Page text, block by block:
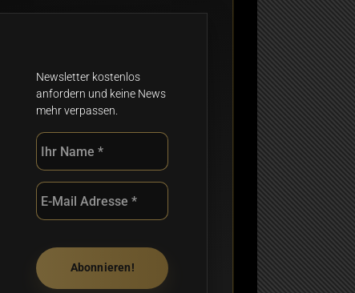
Newsletter kostenlos
anfordern und keine News
mehr verpassen.